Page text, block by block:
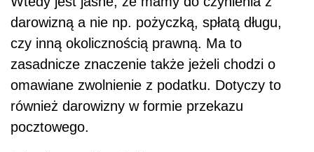
darowizną a nie np. pożyczką, spłatą długu,
czy inną okolicznością prawną. Ma to
zasadnicze znaczenie także jeżeli chodzi o
omawiane zwolnienie z podatku. Dotyczy to
również darowizny w formie przekazu
pocztowego.